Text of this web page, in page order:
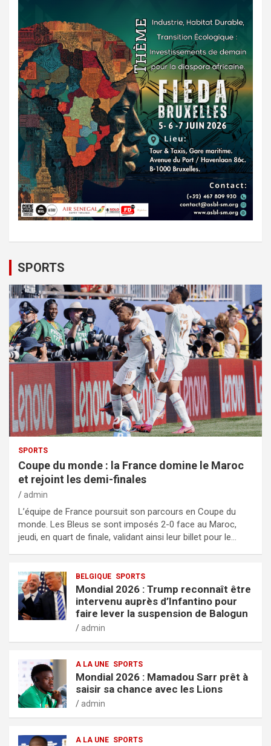
SPORTS
SPORTS
Coupe du monde : la France domine le Maroc
et rejoint les demi-finales
admin
L’équipe de France poursuit son parcours en Coupe du
monde. Les Bleus se sont imposés 2-0 face au Maroc,
jeudi, en quart de finale, validant ainsi leur billet pour le…
BELGIQUE SPORTS
Mondial 2026 : Trump reconnaît être
intervenu auprès d’Infantino pour
faire lever la suspension de Balogun
admin
A LA UNE SPORTS
Mondial 2026 : Mamadou Sarr prêt à
saisir sa chance avec les Lions
admin
A LA UNE SPORTS